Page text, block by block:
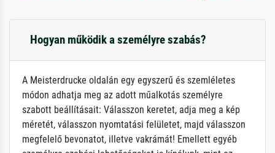
Hogyan működik a személyre szabás?
A Meisterdrucke oldalán egy egyszerű és szemléletes
módon adhatja meg az adott műalkotás személyre
szabott beállításait: Válasszon keretet, adja meg a kép
méretét, válasszon nyomtatási felületet, majd válasszon
megfelelő bevonatot, illetve vakrámát! Emellett egyéb